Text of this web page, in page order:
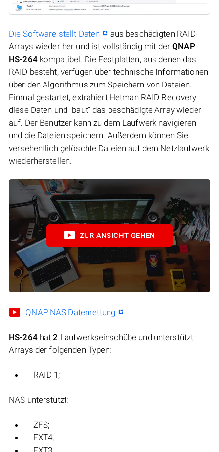
Die Software stellt Daten
aus beschädigten RAID-
Arrays wieder her und ist vollständig mit derQNAP
HS-264kompatibel. Die Festplatten, aus denen das
RAID besteht, verfügen über technische Informationen
über den Algorithmus zum Speichern von Dateien.
Einmal gestartet, extrahiert Hetman RAID Recovery
diese Daten und "baut" das beschädigte Array wieder
auf. Der Benutzer kann zu dem Laufwerk navigieren
und die Dateien speichern. Außerdem können Sie
versehentlich gelöschte Dateien auf dem Netzlaufwerk
wiederherstellen.
ZUR ANSICHT GEHEN
QNAP NAS Datenrettung
HS-264hat2 Laufwerkseinschübe und unterstützt
Arrays der folgenden Typen:
RAID 1;
NAS unterstützt:
ZFS;
EXT4;